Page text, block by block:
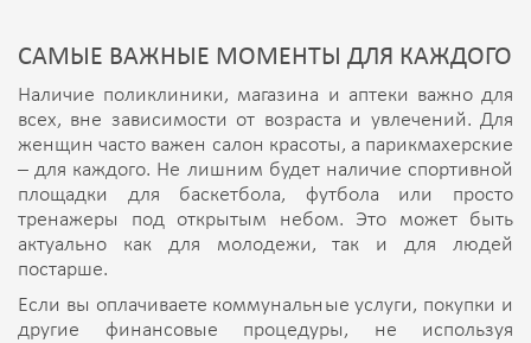
САМЫЕ ВАЖНЫЕ МОМЕНТЫ ДЛЯ КАЖДОГО
Наличие поликлиники, магазина и аптеки важно для
всех, вне зависимости от возраста и увлечений. Для
женщин часто важен салон красоты, а парикмахерские
– для каждого. Не лишним будет наличие спортивной
площадки для баскетбола, футбола или просто
тренажеры под открытым небом. Это может быть
актуально как для молодежи, так и для людей
постарше.
Если вы оплачиваете коммунальные услуги, покупки и
другие финансовые процедуры, не используя